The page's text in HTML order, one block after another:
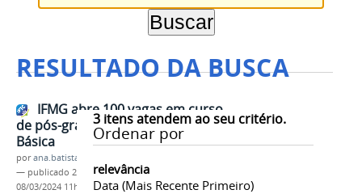
RESULTADO DA BUSCA
3itens atendem ao seu critério.
Ordenar por
relevância
Data (mais Recente Primeiro)
IFMG abre 100 vagas em curso
de pós-graduação em Educação
Básica
porana.batista
— publicado 23/11/2022—última modificação
08/03/2024 11h20